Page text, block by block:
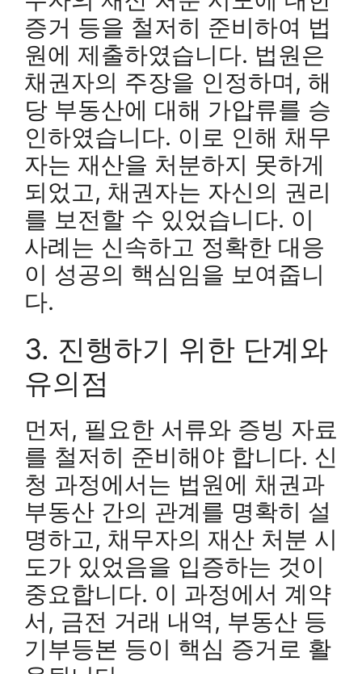
증거 등을 철저히 준비하여 법
원에 제출하였습니다. 법원은
채권자의 주장을 인정하며, 해
당 부동산에 대해 가압류를 승
인하였습니다. 이로 인해 채무
자는 재산을 처분하지 못하게
되었고, 채권자는 자신의 권리
를 보전할 수 있었습니다. 이
사례는 신속하고 정확한 대응
이 성공의 핵심임을 보여줍니
다.
3. 진행하기 위한 단계와
유의점
먼저, 필요한 서류와 증빙 자료
를 철저히 준비해야 합니다. 신
청 과정에서는 법원에 채권과
부동산 간의 관계를 명확히 설
명하고, 채무자의 재산 처분 시
도가 있었음을 입증하는 것이
중요합니다. 이 과정에서 계약
서, 금전 거래 내역, 부동산 등
기부등본 등이 핵심 증거로 활